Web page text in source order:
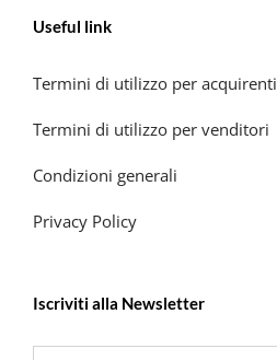
Useful link
Termini di utilizzo per acquirenti
Termini di utilizzo per venditori
Condizioni generali
Privacy Policy
Iscriviti alla Newsletter